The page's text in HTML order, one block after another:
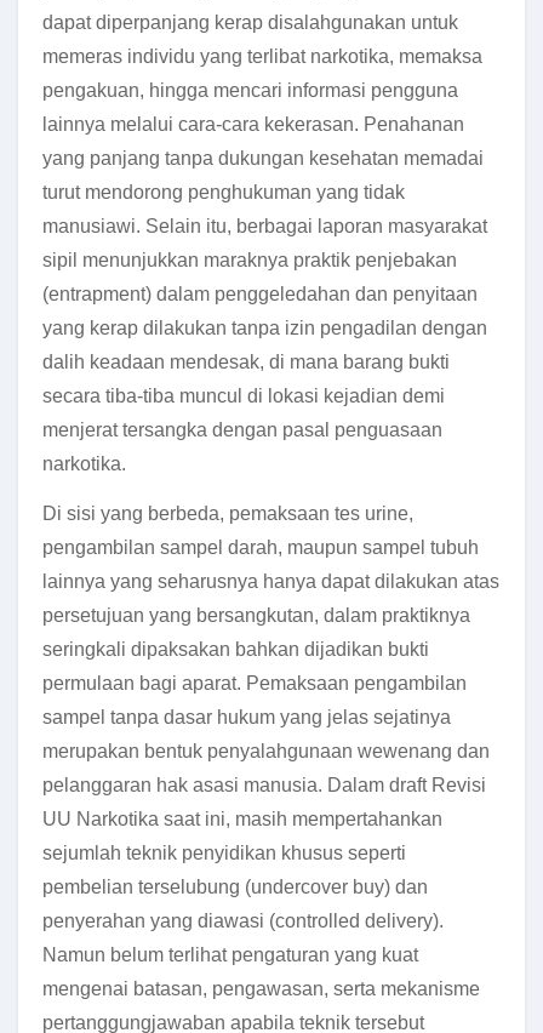
dapat diperpanjang kerap disalahgunakan untuk
memeras individu yang terlibat narkotika, memaksa
pengakuan, hingga mencari informasi pengguna
lainnya melalui cara-cara kekerasan. Penahanan
yang panjang tanpa dukungan kesehatan memadai
turut mendorong penghukuman yang tidak
manusiawi. Selain itu, berbagai laporan masyarakat
sipil menunjukkan maraknya praktik penjebakan
(entrapment) dalam penggeledahan dan penyitaan
yang kerap dilakukan tanpa izin pengadilan dengan
dalih keadaan mendesak, di mana barang bukti
secara tiba-tiba muncul di lokasi kejadian demi
menjerat tersangka dengan pasal penguasaan
narkotika.
Di sisi yang berbeda, pemaksaan tes urine,
pengambilan sampel darah, maupun sampel tubuh
lainnya yang seharusnya hanya dapat dilakukan atas
persetujuan yang bersangkutan, dalam praktiknya
seringkali dipaksakan bahkan dijadikan bukti
permulaan bagi aparat. Pemaksaan pengambilan
sampel tanpa dasar hukum yang jelas sejatinya
merupakan bentuk penyalahgunaan wewenang dan
pelanggaran hak asasi manusia. Dalam draft Revisi
UU Narkotika saat ini, masih mempertahankan
sejumlah teknik penyidikan khusus seperti
pembelian terselubung (undercover buy) dan
penyerahan yang diawasi (controlled delivery).
Namun belum terlihat pengaturan yang kuat
mengenai batasan, pengawasan, serta mekanisme
pertanggungjawaban apabila teknik tersebut